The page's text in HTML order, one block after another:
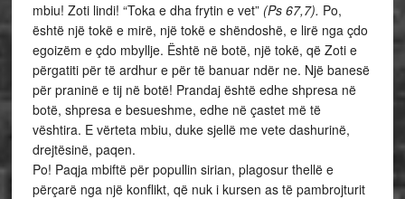
mbiu! Zoti lindi! “Toka e dha frytin e vet” (Ps 67,7). Po,
është një tokë e mirë, një tokë e shëndoshë, e lirë nga çdo
egoizëm e çdo mbyllje. Është në botë, një tokë, që Zoti e
përgatiti për të ardhur e për të banuar ndër ne. Një banesë
për praninë e tij në botë! Prandaj është edhe shpresa në
botë, shpresa e besueshme, edhe në çastet më të
vështira. E vërteta mbiu, duke sjellë me vete dashurinë,
drejtësinë, paqen.
Po! Paqja mbiftë për popullin sirian, plagosur thellë e
përçarë nga një konflikt, që nuk i kursen as të pambrojturit